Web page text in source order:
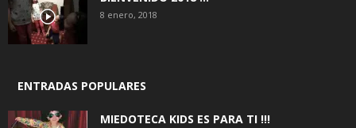
8 enero, 2018
ENTRADAS POPULARES
MIEDOTECA KIDS ES PARA TI !!!